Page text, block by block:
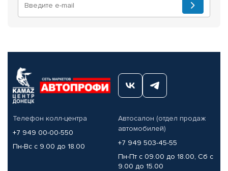
Телефон колл-центра
+7 949 00-00-550
Пн-Вс с 9.00 до 18.00
Автосалон (отдел продаж
автомобилей)
+7 949 503-45-55
Пн-Пт с 09.00 до 18.00, Сб с
9.00 до 15.00